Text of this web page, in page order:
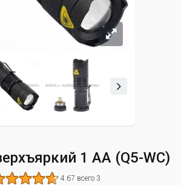
1 АА (Q5-WC)
4.67 всего 3